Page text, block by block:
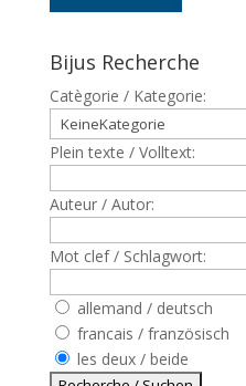
Bijus Recherche
Catègorie / Kategorie:
Plein texte / Volltext:
Auteur / Autor:
Mot clef / Schlagwort:
allemand / deutsch
francais / französisch
les deux / beide